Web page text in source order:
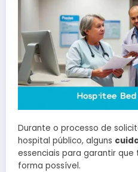
Durante o processo de
hospital público, alguns
essenciais para garantir
forma possível.